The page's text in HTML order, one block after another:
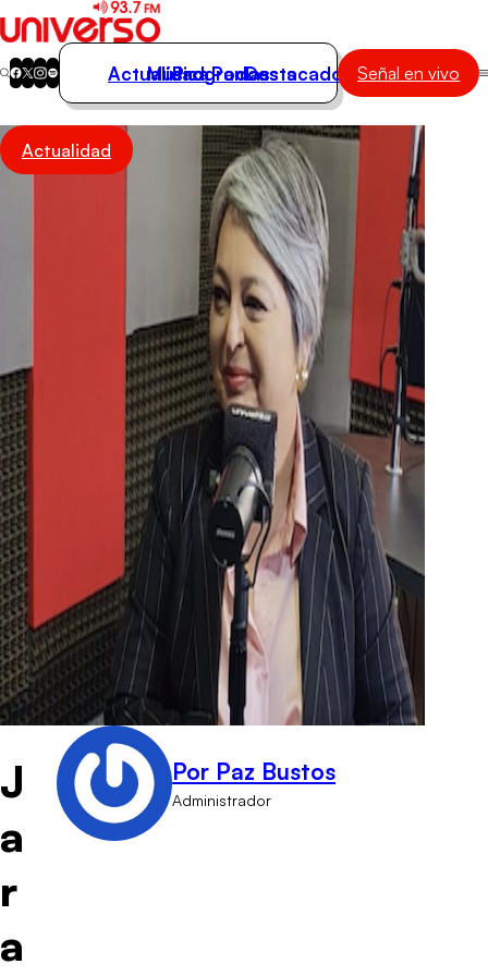
Actualidad
Música
Actualidad
Música
Programas
Podcasts
Destacados Señal en vivo
Actualidad
J
a
r
a
Por Paz Bustos
Administrador